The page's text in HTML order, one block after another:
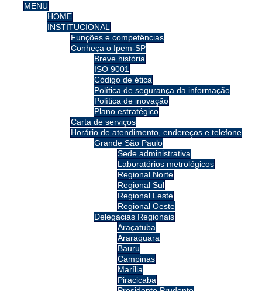
MENU
HOME
INSTITUCIONAL
Funções e competências
Conheça o Ipem-SP
Breve história
ISO 9001
Código de ética
Política de segurança da informação
Política de inovação
Plano estratégico
Carta de serviços
Horário de atendimento, endereços e telefone
Grande São Paulo
Sede administrativa
Laboratórios metrológicos
Regional Norte
Regional Sul
Regional Leste
Regional Oeste
Delegacias Regionais
Araçatuba
Araraquara
Bauru
Campinas
Marília
Piracicaba